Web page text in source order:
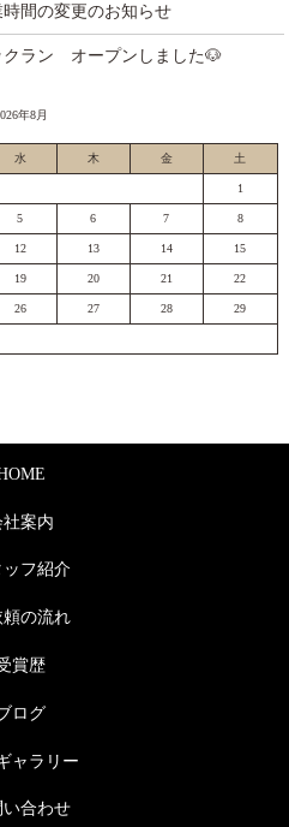
間の変更のお知らせ
ラン オープンしました🐶
年8月
水 木 金 土
1
5 6 7 8
12 13 14 15
19 20 21 22
26 27 28 29
社案内
ッフ紹介
頼の流れ
賞歴
ログ
ャラリー
い合わせ